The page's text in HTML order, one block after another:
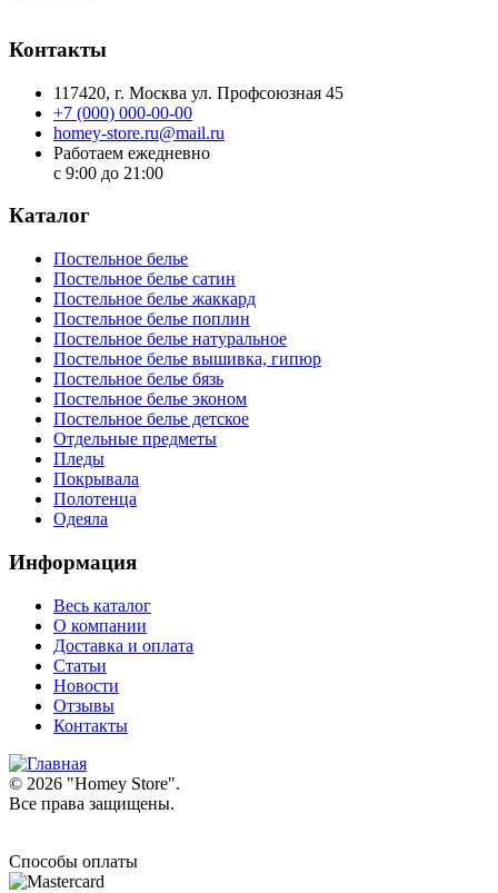
Контакты
117420, г. Москва ул. Профсоюзная 45
+7 (000) 000-00-00
homey-store.ru@mail.ru
Работаем ежедневно
с 9:00 до 21:00
Каталог
Постельное белье
Постельное белье сатин
Постельное белье жаккард
Постельное белье поплин
Постельное белье натуральное
Постельное белье вышивка, гипюр
Постельное белье бязь
Постельное белье эконом
Постельное белье детское
Отдельные предметы
Пледы
Покрывала
Полотенца
Одеяла
Информация
Весь каталог
О компании
Доставка и оплата
Статьи
Новости
Отзывы
Контакты
© 2026 "Homey Store".
Все права защищены.
Способы оплаты